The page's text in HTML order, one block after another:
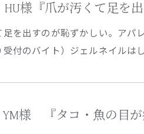
様『爪が汚くて足を出
を出すのが恥ずかしい。アパ
付のバイト）ジェルネイル
様 『タコ・魚の目が